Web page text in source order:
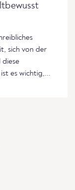
sich von der
diese
es wichtig,...